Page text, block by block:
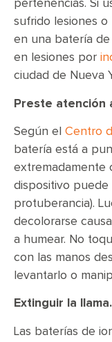
pertenencias. Si
sufrido lesiones o
en una batería
en lesiones por
ciudad de Nueva
Preste atención
Según el Centro
batería está a
extremadamente
dispositivo
protuberancia).
decolorarse
a humear. No
con las manos
levantarlo o
Extinguir la llama.
Las baterías de